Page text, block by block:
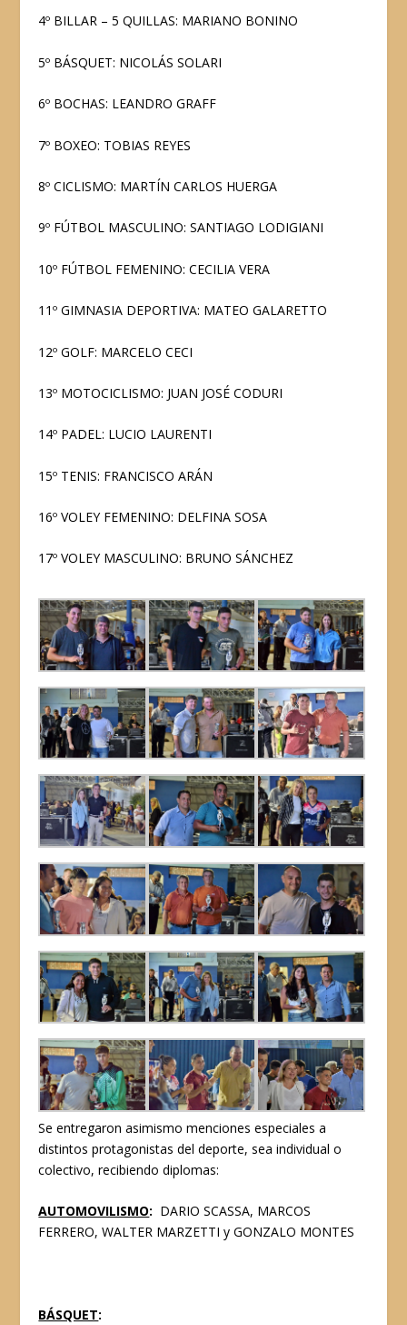
4º BILLAR – 5 QUILLAS: MARIANO BONINO
5º BÁSQUET: NICOLÁS SOLARI
6º BOCHAS: LEANDRO GRAFF
7º BOXEO: TOBIAS REYES
8º CICLISMO: MARTÍN CARLOS HUERGA
9º FÚTBOL MASCULINO: SANTIAGO LODIGIANI
10º FÚTBOL FEMENINO: CECILIA VERA
11º GIMNASIA DEPORTIVA: MATEO GALARETTO
12º GOLF: MARCELO CECI
13º MOTOCICLISMO: JUAN JOSÉ CODURI
14º PADEL: LUCIO LAURENTI
15º TENIS: FRANCISCO ARÁN
16º VOLEY FEMENINO: DELFINA SOSA
17º VOLEY MASCULINO: BRUNO SÁNCHEZ
Se entregaron asimismo menciones especiales a
distintos protagonistas del deporte, sea individual o
colectivo, recibiendo diplomas:
AUTOMOVILISMO: DARIO SCASSA, MARCOS
FERRERO, WALTER MARZETTI y GONZALO MONTES
BÁSQUET: